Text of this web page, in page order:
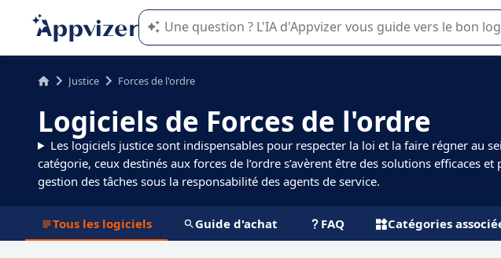
L'IA de Appvizer vous guide dans l'utilisation ou la sélection de
Justice Forces de l'ordre
Logiciels de Forces de l'ordre
Les logiciels justice sont indispensables pour respecter la loi et la faire régner au
catégorie, ceux destinés aux forces de l’ordre s’avèrent être des solutions efficaces
gestion des tâches sous la responsabilité des agents de service.
Tous les logiciels Guide d'achat FAQ Catégories